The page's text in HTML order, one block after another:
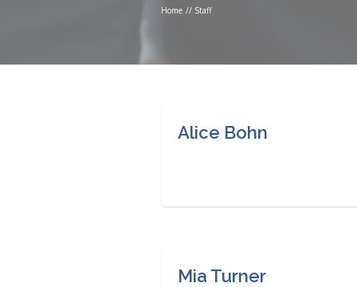
Home // Staff
Alice Bohn
Mia Turner